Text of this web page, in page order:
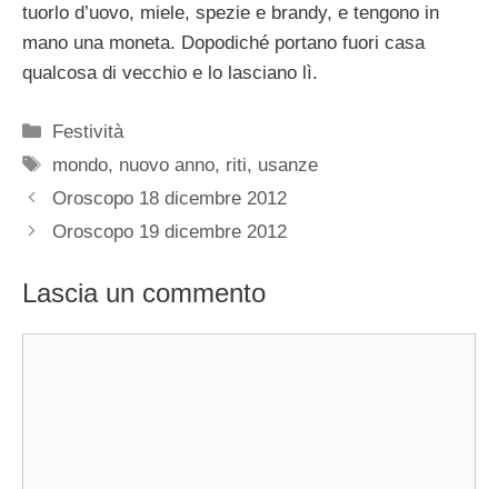
tuorlo d’uovo, miele, spezie e brandy, e tengono in
mano una moneta. Dopodiché portano fuori casa
qualcosa di vecchio e lo lasciano lì.
Categorie
Festività
Tag
mondo, nuovo anno, riti, usanze
Oroscopo 18 dicembre 2012
Oroscopo 19 dicembre 2012
Lascia un commento